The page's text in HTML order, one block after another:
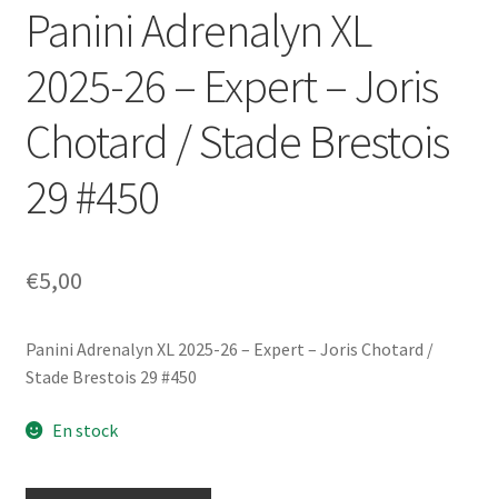
Panini Adrenalyn XL
2025-26 – Expert – Joris
Chotard / Stade Brestois
29 #450
€5,00
Panini Adrenalyn XL 2025-26 – Expert – Joris Chotard /
Stade Brestois 29 #450
En stock